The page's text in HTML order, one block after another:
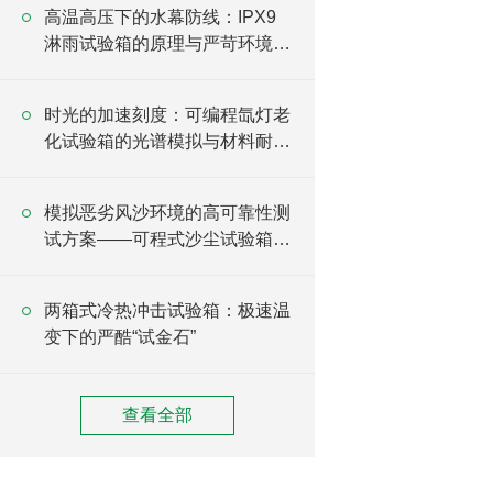
高温高压下的水幕防线：IPX9
淋雨试验箱的原理与严苛环境验
时光的加速刻度：可编程氙灯老
化试验箱的光谱模拟与材料耐候
模拟恶劣风沙环境的高可靠性测
试方案——可程式沙尘试验箱详
两箱式冷热冲击试验箱：极速温
变下的严酷“试金石”
查看全部